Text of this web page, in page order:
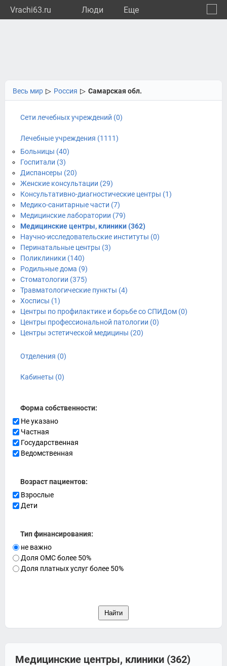
Vrachi63.ru Люди Eще
Весь мир ▷ Россия ▷ Самарская обл.
Сети лечебных учреждений (0)
Лечебные учреждения (1111)
Больницы (40)
Госпитали (3)
Диспансеры (20)
Женские консультации (29)
Консультативно-диагностические центры (1)
Медико-санитарные части (7)
Медицинские лаборатории (79)
Медицинские центры, клиники (362)
Научно-исследовательские институты (0)
Перинатальные центры (3)
Поликлиники (140)
Родильные дома (9)
Стоматологии (375)
Травматологические пункты (4)
Хосписы (1)
Центры по профилактике и борьбе со СПИДом (0)
Центры профессиональной патологии (0)
Центры эстетической медицины (20)
Отделения (0)
Кабинеты (0)
Форма собственности:
Не указано
Частная
Государственная
Ведомственная
Возраст пациентов:
Взрослые
Дети
Тип финансирования:
не важно
Доля ОМС более 50%
Доля платных услуг более 50%
Медицинские центры, клиники (362)